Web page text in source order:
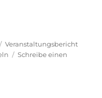
gehorchen!““
Kategorien
Veranstaltungsbericht
Schreibe einen